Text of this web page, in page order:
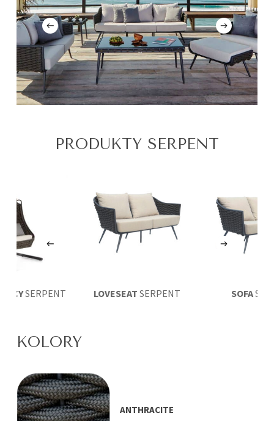
PRODUKTY SERPENT
LOVESEAT SERPENT SOFA
SERPENT
KOLORY
ANTHRACITE